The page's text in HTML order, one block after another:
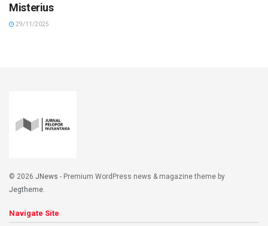
Misterius
29/11/2025
© 2026 JNews - Premium WordPress news & magazine theme by
Jegtheme.
Navigate Site